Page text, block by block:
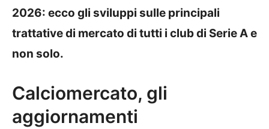
2026: ecco gli sviluppi sulle principali
trattative di mercato di tutti i club di Serie A e
non solo.
Calciomercato, gli
aggiornamenti